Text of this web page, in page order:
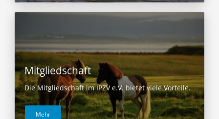
Mitgliedschaft
Die Mitgliedschaft im IPZV e.V. bietet viele Vorteile.
Mehr